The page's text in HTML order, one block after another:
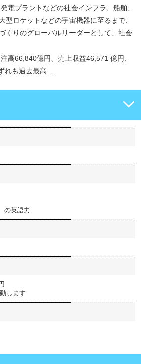
電プラントなどの社会インフラ、船舶、
型ロケットなどの宇宙機器に至るまで、
くりのグローバルリーダーとして、社会
高66,840億円、売上収益46,571 億円、
れも過去最高…
の英語力
します